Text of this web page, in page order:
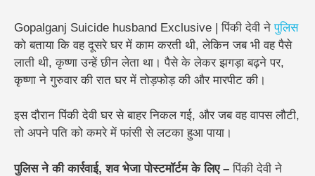
Gopalganj Suicide husband Exclusive | पिंकी देवी नेपुलिस
को बताया कि वह दूसरे घर में काम करती थी, लेकिन जब भी वह पैसे
लाती थी, कृष्णा उन्हें छीन लेता था। पैसे के लेकर झगड़ा बढ़ने पर,
कृष्णा ने गुरुवार की रात घर में तोड़फोड़ की और मारपीट की।
इस दौरान पिंकी देवी घर से बाहर निकल गई, और जब वह वापस लौटी,
तो अपने पति को कमरे में फांसी से लटका हुआ पाया।
पुलिस ने की कार्रवाई, शव भेजा पोस्टमॉर्टम के लिए –पिंकी देवी ने